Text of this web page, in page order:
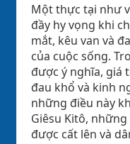
Một thực tại như
đầy hy vọng khi
mắt, kêu van và
của cuộc sống.
được ý nghĩa, giá
đau khổ và kinh
những điều này
Giêsu Kitô,
được cất lên và